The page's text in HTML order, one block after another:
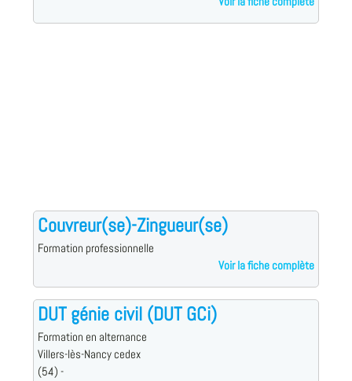
Couvreur(se)-Zingueur(se)
Formation professionnelle
Voir la fiche complète
DUT génie civil (DUT GCi)
Formation en alternance
Villers-lès-Nancy cedex
(54) -